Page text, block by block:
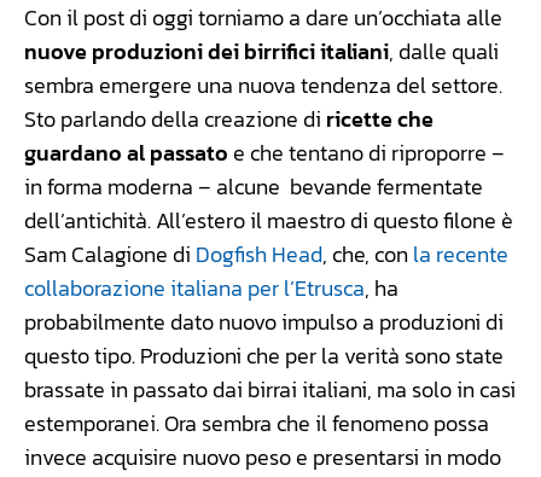
Con il post di oggi torniamo a dare un’occhiata alle
nuove produzioni dei birrifici italiani, dalle quali
sembra emergere una nuova tendenza del settore.
Sto parlando della creazione di ricette che
guardano al passato e che tentano di riproporre –
in forma moderna – alcune bevande fermentate
dell’antichità. All’estero il maestro di questo filone è
Sam Calagione di Dogfish Head, che, conla recente
collaborazione italiana per l’Etrusca, ha
probabilmente dato nuovo impulso a produzioni di
questo tipo. Produzioni che per la verità sono state
brassate in passato dai birrai italiani, ma solo in casi
estemporanei. Ora sembra che il fenomeno possa
invece acquisire nuovo peso e presentarsi in modo